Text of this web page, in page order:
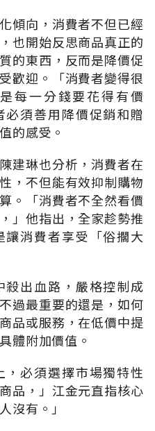
傾向，消費者不但已經
也開始反思商品真正的
的東西，反而是降價促
歡迎。「消費者變得很
每一分錢要花得有價
須善用降價促銷和贈
的感受。
建琳也分析，消費者在
，不但能有效抑制購物
。「消費者不全然看價
」他指出，全家趁勢推
消費者享受「俗擱大
出血路，嚴格控制成
過最重要的還是，如何
品或服務，在低價中提
體附加價值。
，必須選擇市場獨特性
品，」江金元直指核心
沒有。」